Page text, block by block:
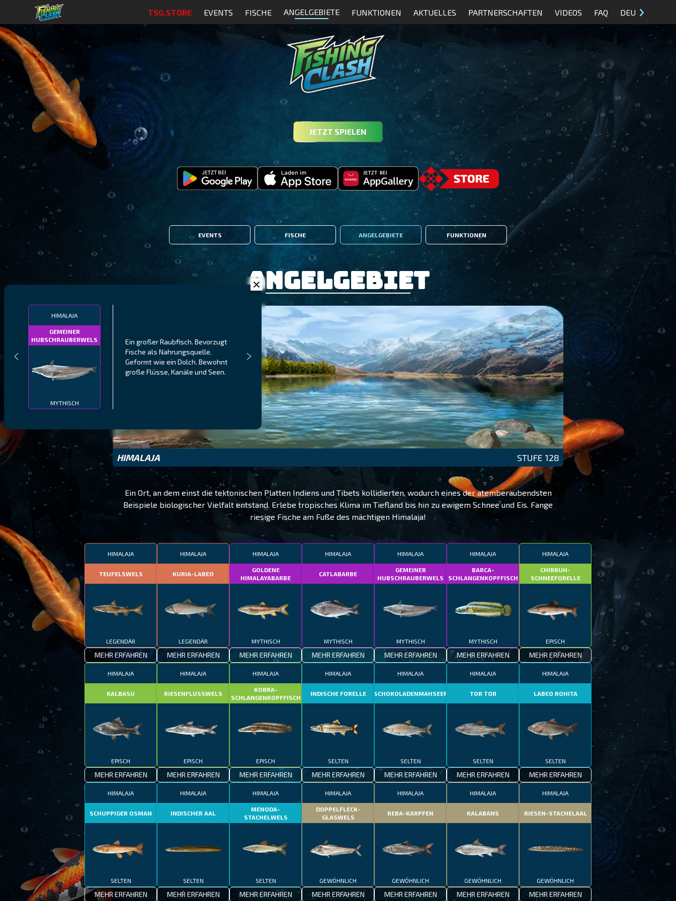
TSG.STORE EVENTS FISCHE ANGELGEBIETE FUNKTIONEN AKTUELLES PARTNERSCHAFTEN VIDEOS FAQ DEU
JETZT SPIELEN
EVENTS FISCHE ANGELGEBIETE FUNKTIONEN
HIMALAJA
GEMEINER
HUBSCHRAUBERWELS
MYTHISCH
Ein großer Raubfisch. Bevorzugt
Fische als Nahrungsquelle.
Geformt wie ein Dolch. Bewohnt
große Flüsse, Kanäle und Seen.
Angelgebiet
HIMALAJA STUFE 128
Ein Ort, an dem einst die tektonischen Platten Indiens und Tibets kollidierten, wodurch eines der atemberaubendsten
Beispiele biologischer Vielfalt entstand. Erlebe tropisches Klima im Tiefland bis hin zu ewigem Schnee und Eis. Fange
riesige Fische am Fuße des mächtigen Himalaja!
HIMALAJA
TEUFELSWELS
LEGENDÄR
MEHR ERFAHREN
HIMALAJA
KURIA-LABEO
LEGENDÄR
MEHR ERFAHREN
HIMALAJA
GOLDENE
HIMALAYABARBE
MYTHISCH
MEHR ERFAHREN
HIMALAJA
CATLABARBE
MYTHISCH
MEHR ERFAHREN
HIMALAJA
GEMEINER
HUBSCHRAUBERWELS
MYTHISCH
MEHR ERFAHREN
HIMALAJA
BARCA-
SCHLANGENKOPFFISCH
MYTHISCH
MEHR ERFAHREN
HIMALAJA
CHIRRUH-
SCHNEEFORELLE
EPISCH
MEHR ERFAHREN
HIMALAJA
KALBASU
EPISCH
MEHR ERFAHREN
HIMALAJA
RIESENFLUSSWELS
EPISCH
MEHR ERFAHREN
HIMALAJA
KOBRA-
SCHLANGENKOPFFISCH
EPISCH
MEHR ERFAHREN
HIMALAJA
INDISCHE FORELLE
SELTEN
MEHR ERFAHREN
HIMALAJA
SCHOKOLADENMAHSEER
SELTEN
MEHR ERFAHREN
HIMALAJA
TOR TOR
SELTEN
MEHR ERFAHREN
HIMALAJA
LABEO ROHITA
SELTEN
MEHR ERFAHREN
HIMALAJA
SCHUPPIGER OSMAN
SELTEN
MEHR ERFAHREN
HIMALAJA
INDISCHER AAL
SELTEN
MEHR ERFAHREN
HIMALAJA
MENODA-
STACHELWELS
SELTEN
MEHR ERFAHREN
HIMALAJA
DOPPELFLECK-
GLASWELS
GEWÖHNLICH
MEHR ERFAHREN
HIMALAJA
REBA-KARPFEN
GEWÖHNLICH
MEHR ERFAHREN
HIMALAJA
KALABANS
GEWÖHNLICH
MEHR ERFAHREN
HIMALAJA
RIESEN-STACHELAAL
GEWÖHNLICH
MEHR ERFAHREN